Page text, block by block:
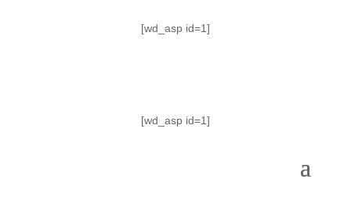
[wd_asp id=1]
[wd_asp id=1]